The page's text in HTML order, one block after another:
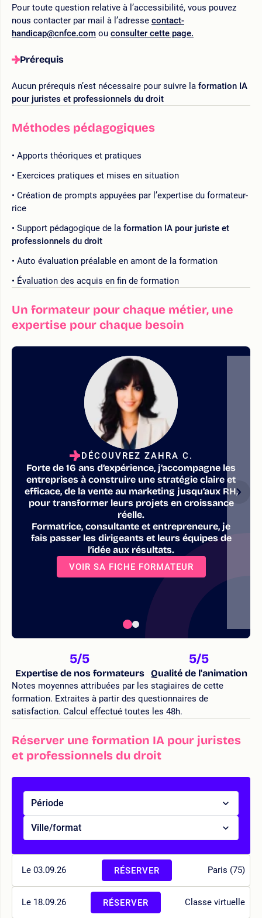
Pour toute question relative à l’accessibilité, vous pouvez
nous contacter par mail à l’adresse contact-
handicap@cnfce.com ou consulter cette page.
Prérequis
Aucun prérequis n’est nécessaire pour suivre la formation IA
pour juristes et professionnels du droit
Méthodes pédagogiques
Apports théoriques et pratiques
Exercices pratiques et mises en situation
Création de prompts appuyées par l’expertise du formateur-
rice
Support pédagogique de la formation IA pour juriste et
professionnels du droit
Auto évaluation préalable en amont de la formation
Évaluation des acquis en fin de formation
Un formateur pour chaque métier, une
expertise pour chaque besoin
DÉCOUVREZ ZAHRA C.
Forte de 16 ans d’expérience, j’accompagne les
entreprises à construire une stratégie claire et
efficace, de la vente au marketing jusqu’aux RH,
pour transformer leurs projets en croissance
réelle.
Formatrice, consultante et entrepreneure, je
fais passer les dirigeants et leurs équipes de
l’idée aux résultats.
VOIR SA FICHE FORMATEUR
5/5
Expertise de nos formateurs
5/5
Qualité de l'animation
Notes moyennes attribuées par les stagiaires de cette
formation. Extraites à partir des questionnaires de
satisfaction. Calcul effectué toutes les 48h.
Réserver une formation IA pour juristes
et professionnels du droit
Période
Ville/format
Le 03.09.26 Paris (75)
RÉSERVER
Le 18.09.26 Classe virtuelle
RÉSERVER